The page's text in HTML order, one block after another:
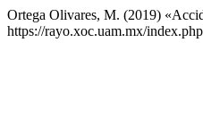
Ortega Olivares, M. (2019)
https://rayo.xoc.uam.mx/